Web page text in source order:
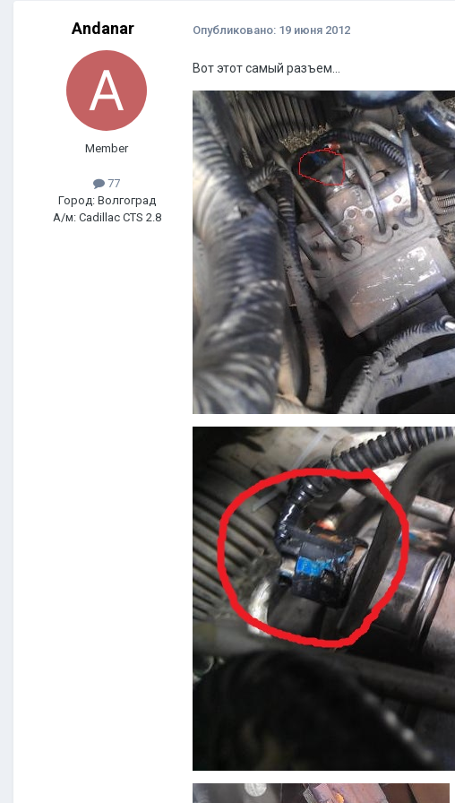
Andanar
Member
77
Город: Волгоград
А/м: Cadillac CTS 2.8
Опубликовано: 19 июня 2012
Вот этот самый разъем...